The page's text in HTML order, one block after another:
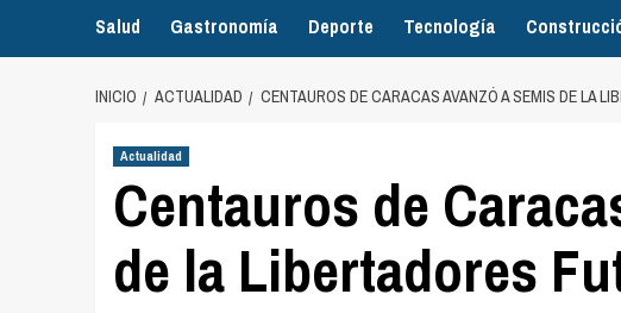
Salud Gastronomía Deporte Tecnología
INICIO ACTUALIDAD CENTAUROS DE CARACAS AVANZÓ A SEMIS DE LA
Actualidad
Centauros de
de la Libertadores